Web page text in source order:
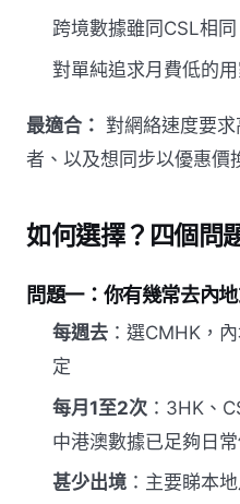
跨境數據雖同CSL相
對單純追求月費低的
最適合： 對網絡速度要
者、以及想同步以優惠價
如何選擇？四個問
問題一：你有幾常去內
每週去 ：選CMHK，
定
每月1至2次 ：3HK、
中港澳數據已足夠日
甚少出境 ：主要睇本